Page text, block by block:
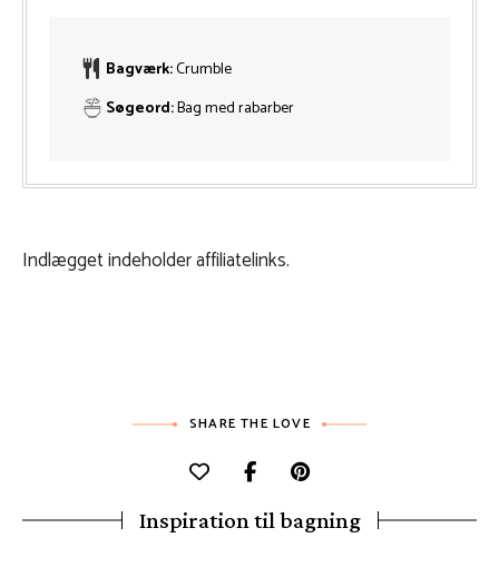
Bagværk:Crumble
Søgeord:Bag med rabarber
Indlægget indeholder affiliatelinks.
SHARE THE LOVE
Inspiration til bagning